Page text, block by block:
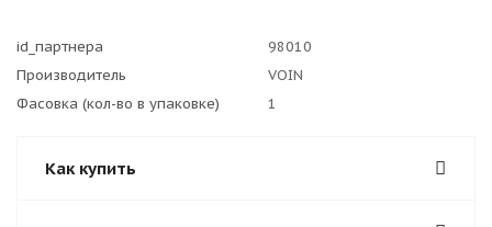
id_партнера
98010
Производитель
VOIN
Фасовка (кол-во в упаковке)
1
Как купить